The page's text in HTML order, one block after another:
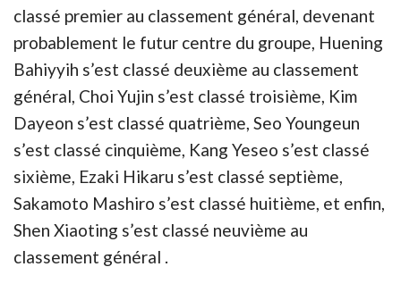
classé premier au classement général, devenant
probablement le futur centre du groupe, Huening
Bahiyyih s’est classé deuxième au classement
général, Choi Yujin s’est classé troisième, Kim
Dayeon s’est classé quatrième, Seo Youngeun
s’est classé cinquième, Kang Yeseo s’est classé
sixième, Ezaki Hikaru s’est classé septième,
Sakamoto Mashiro s’est classé huitième, et enfin,
Shen Xiaoting s’est classé neuvième au
classement général .